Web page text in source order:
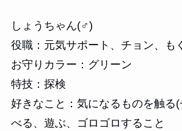
しょうちゃん(♂)
役職：元気サポート、チョン、も
お守りカラー：グリーン
特技：探検
好きなこと：気になるものを触る
べる、遊ぶ、ゴロゴロすること